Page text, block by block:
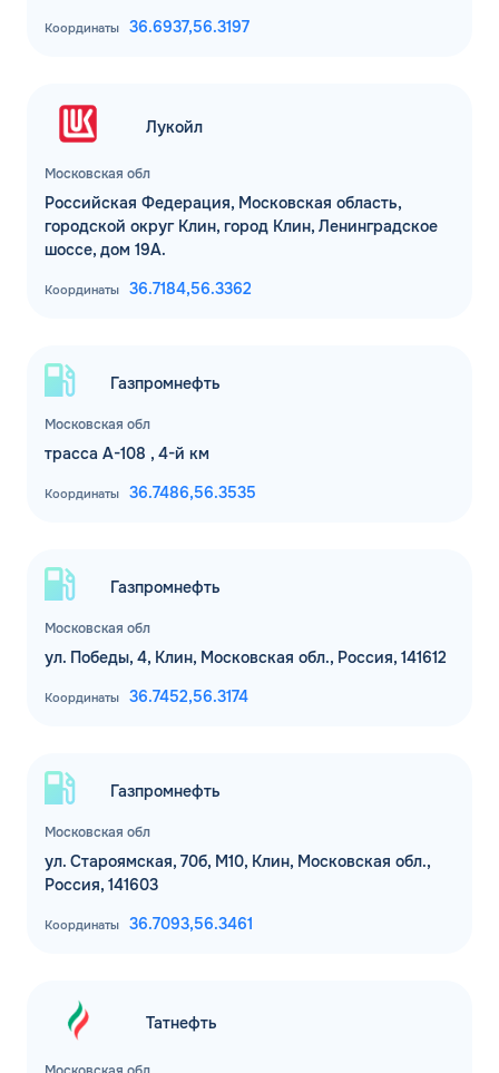
Координаты 36.6937,56.3197
Московская обл
Лукойл
Российская Федерация, Московская область,
городской округ Клин, город Клин, Ленинградское
шоссе, дом 19А.
Координаты 36.7184,56.3362
Московская обл
Газпромнефть
трасса А-108 , 4-й км
Координаты 36.7486,56.3535
Московская обл
Газпромнефть
ул. Победы, 4, Клин, Московская обл., Россия, 141612
Координаты 36.7452,56.3174
Московская обл
Газпромнефть
ул. Староямская, 70б, М10, Клин, Московская обл.,
Россия, 141603
Координаты 36.7093,56.3461
Татнефть
ОБРАТНЫЙ ЗВОНОК
Имя*
Спасибо! Ваша заявка принята.